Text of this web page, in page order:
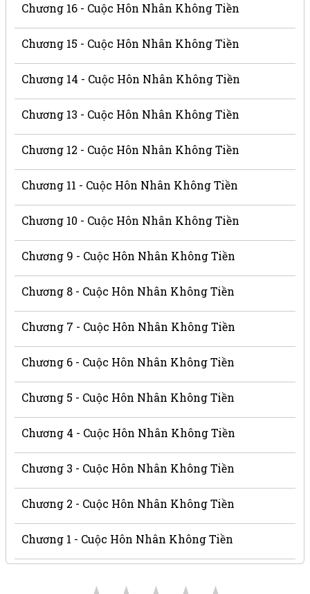
Chương 16 - Cuộc Hôn Nhân Không Tiền
Chương 15 - Cuộc Hôn Nhân Không Tiền
Chương 14 - Cuộc Hôn Nhân Không Tiền
Chương 13 - Cuộc Hôn Nhân Không Tiền
Chương 12 - Cuộc Hôn Nhân Không Tiền
Chương 11 - Cuộc Hôn Nhân Không Tiền
Chương 10 - Cuộc Hôn Nhân Không Tiền
Chương 9 - Cuộc Hôn Nhân Không Tiền
Chương 8 - Cuộc Hôn Nhân Không Tiền
Chương 7 - Cuộc Hôn Nhân Không Tiền
Chương 6 - Cuộc Hôn Nhân Không Tiền
Chương 5 - Cuộc Hôn Nhân Không Tiền
Chương 4 - Cuộc Hôn Nhân Không Tiền
Chương 3 - Cuộc Hôn Nhân Không Tiền
Chương 2 - Cuộc Hôn Nhân Không Tiền
Chương 1 - Cuộc Hôn Nhân Không Tiền